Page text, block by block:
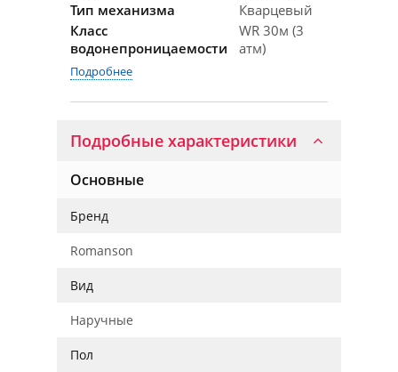
Тип механизма
Кварцевый
Класс
водонепроницаемости
WR 30м (3
атм)
Подробнее
Подробные характеристики
Основные
Бренд
Romanson
Вид
Наручные
Пол